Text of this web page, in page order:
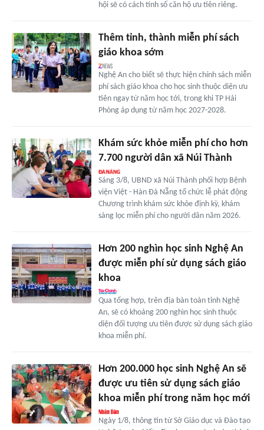
hội sẽ có cách tính số căn hộ ưu tiên riêng.
Thêm tỉnh, thành miễn phí sách
giáo khoa sớm
Nghệ An cho biết sẽ thực hiện chính sách miễn
phí sách giáo khoa cho học sinh thuộc diện ưu
tiên ngay từ năm học tới, trong khi TP Hải
Phòng áp dụng từ năm học 2027-2028.
Khám sức khỏe miễn phí cho hơn
7.700 người dân xã Núi Thành
Sáng 3/8, UBND xã Núi Thành phối hợp Bệnh
viện Việt - Hàn Đà Nẵng tổ chức lễ phát động
Chương trình khám sức khỏe định kỳ, khám
sàng lọc miễn phí cho người dân năm 2026.
Hơn 200 nghìn học sinh Nghệ An
được miễn phí sử dụng sách giáo
khoa
Qua tổng hợp, trên địa bàn toàn tỉnh Nghệ
An, sẽ có khoảng 200 nghìn học sinh thuộc
diện đối tượng ưu tiên được sử dụng sách giáo
khoa miễn phí.
Hơn 200.000 học sinh Nghệ An sẽ
được ưu tiên sử dụng sách giáo
khoa miễn phí trong năm học mới
Ngày 1/8, thông tin từ Sở Giáo dục và Đào tạo